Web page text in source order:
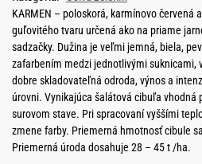
KARMEN – poloskorá, karmínovo červená
guľovitého tvaru určená ako na priame
sadzačky. Dužina je veľmi jemná, biela,
zafarbením medzi jednotlivými suknicami,
dobre skladovateľná odroda, výnos a
úrovni. Vynikajúca šalátová cibuľa vhodná
surovom stave. Pri spracovaní vyššími
zmene farby. Priemerná hmotnosť cibule
Priemerná úroda dosahuje 28 – 45 t /ha.